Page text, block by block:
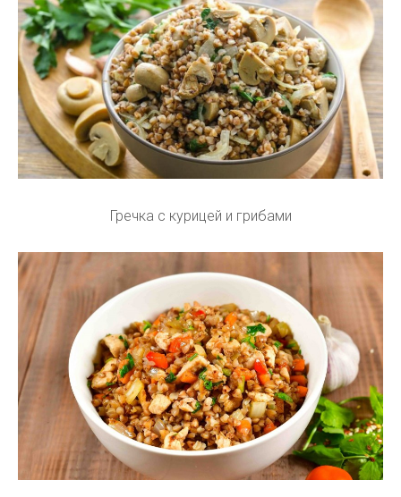
Гречка с курицей и грибами